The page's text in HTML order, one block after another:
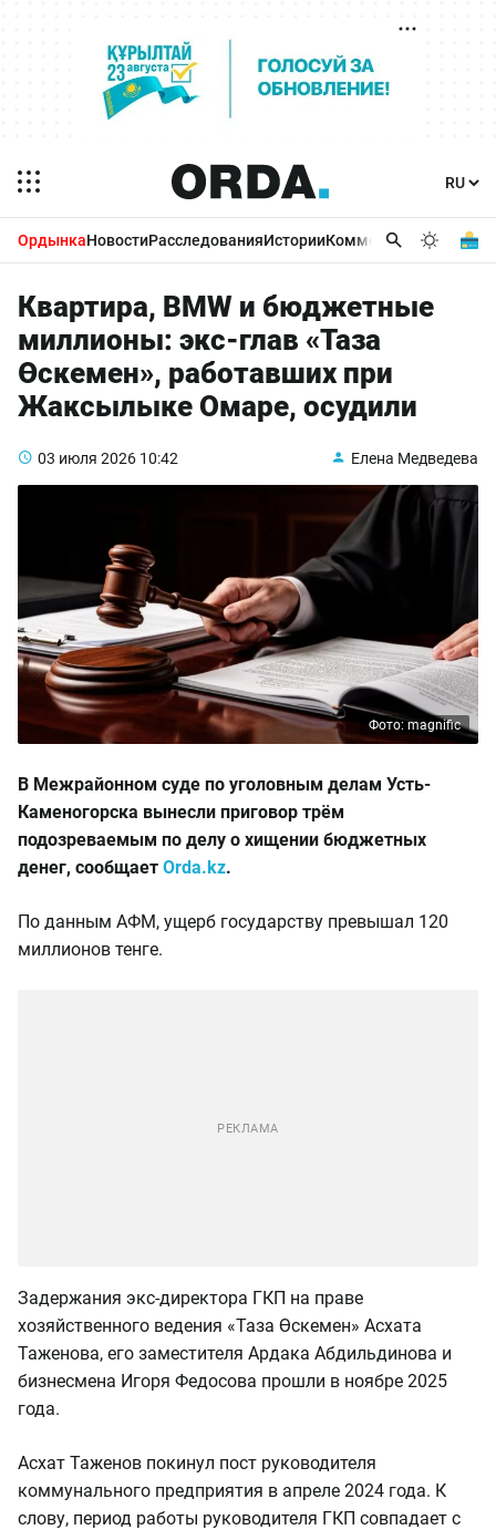
ОрдынкаНовостиРасследованияИсторииКомментарииБизнес
Квартира, BMW и бюджетные
миллионы: экс-глав «Таза
Өскемен», работавших при
Жаксылыке Омаре, осудили
03 июля 2026 10:42 Елена Медведева
Фото: magnific
В Межрайонном суде по уголовным делам Усть-
Каменогорска вынесли приговор трём
подозреваемым по делу о хищении бюджетных
денег, сообщает Orda.kz.
По данным АФМ, ущерб государству превышал 120
миллионов тенге.
Задержания экс-директора ГКП на праве
хозяйственного ведения «Таза Өскемен» Асхата
Таженова, его заместителя Ардака Абдильдинова и
бизнесмена Игоря Федосова прошли в ноябре 2025
года.
Асхат Таженов покинул пост руководителя
коммунального предприятия в апреле 2024 года. К
слову, период работы руководителя ГКП совпадает с